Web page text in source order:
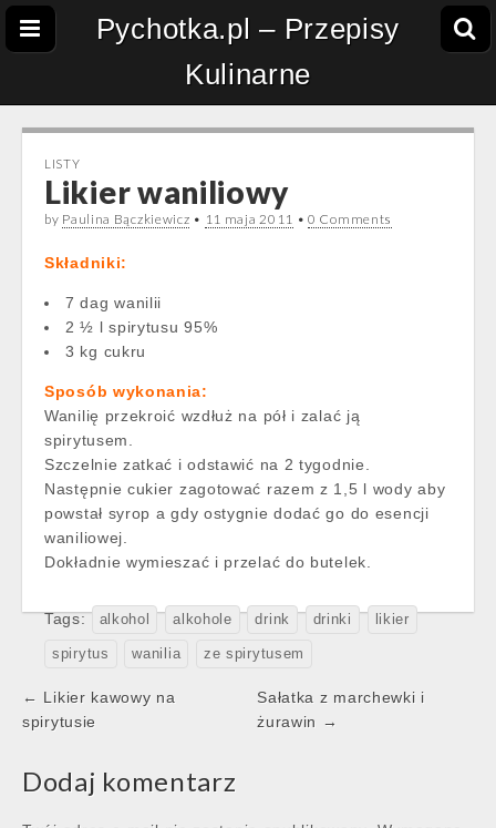
Pychotka.pl – Przepisy
Kulinarne
LISTY
Likier waniliowy
by Paulina Bączkiewicz • 11 maja 2011 •0 Comments
Składniki:
7 dag wanilii
2 ½ l spirytusu 95%
3 kg cukru
Sposób wykonania:
Wanilię przekroić wzdłuż na pół i zalać ją
spirytusem.
Szczelnie zatkać i odstawić na 2 tygodnie.
Następnie cukier zagotować razem z 1,5 l wody aby
powstał syrop a gdy ostygnie dodać go do esencji
waniliowej.
Dokładnie wymieszać i przelać do butelek.
Tags: alkohol alkohole drink drinki likier
spirytus wanilia ze spirytusem
Post
navigation
← Likier kawowy na
spirytusie
Sałatka z marchewki i
żurawin →
Dodaj komentarz